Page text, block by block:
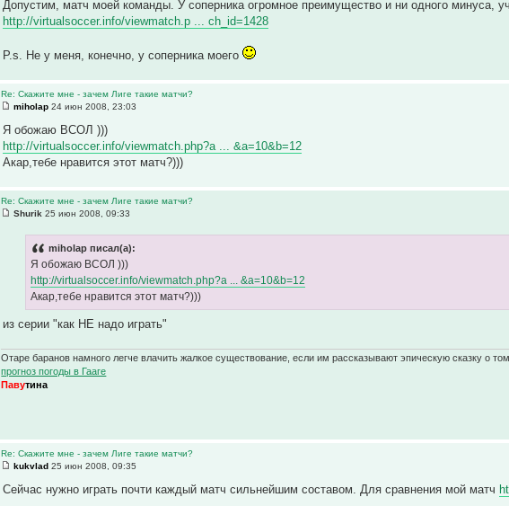
Допустим, матч моей команды. У соперника огромное преимущество и ни одного минуса,
http://virtualsoccer.info/viewmatch.p ... ch_id=1428
P.s. Не у меня, конечно, у соперника моего
Re: Скажите мне - зачем Лиге такие матчи?
miholap 24 июн 2008, 23:03
Я обожаю ВСОЛ )))
http://virtualsoccer.info/viewmatch.php?a ... &a=10&b=12
Акар,тебе нравится этот матч?)))
Re: Скажите мне - зачем Лиге такие матчи?
Shurik 25 июн 2008, 09:33
miholap писал(а):
Я обожаю ВСОЛ )))
http://virtualsoccer.info/viewmatch.php?a ... &a=10&b=12
Акар,тебе нравится этот матч?)))
из серии "как НЕ надо играть"
Отаре баранов намного легче влачить жалкое существование, если им рассказывают эпическую сказку о
прогноз погоды в Гааге
Павутина
Re: Скажите мне - зачем Лиге такие матчи?
kukvlad 25 июн 2008, 09:35
Сейчас нужно играть почти каждый матч сильнейшим составом. Для сравнения мой матч